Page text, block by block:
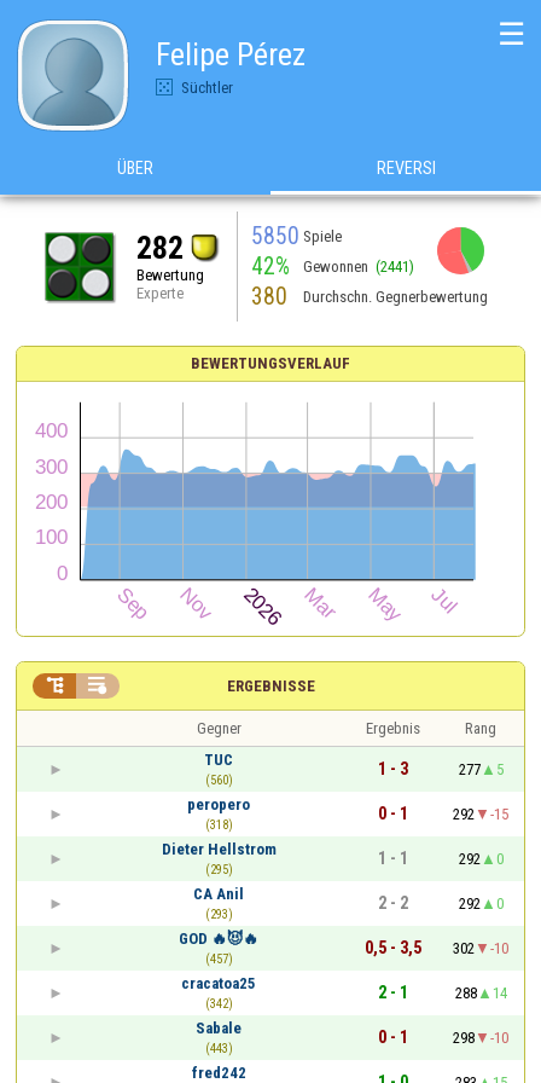
Felipe Pérez
Süchtler
☰
ÜBER REVERSI
282
Bewertung
Experte
5850 Spiele
42% Gewonnen (2441)
380 Durchschn. Gegnerbewertung
BEWERTUNGSVERLAUF
ERGEBNISSE
 
Gegner Ergebnis
Rang
TUC
(560)
1 - 3 277
5
peropero
(318)
0 - 1 292
-15
Dieter Hellstrom
(295)
1 - 1 292
0
CA Anil
(293)
2 - 2 292
0
GOD 🔥😈🔥
(457)
0,5 - 3,5 302
-10
cracatoa25
(342)
2 - 1 288
14
Sabale
(443)
0 - 1 298
-10
fred242